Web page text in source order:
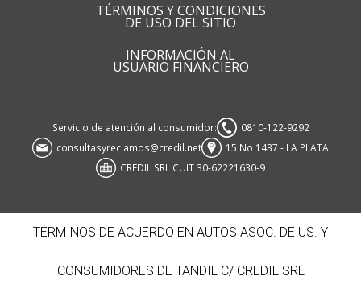
TÉRMINOS Y CONDICIONES
DE USO DEL SITIO
INFORMACIÓN AL
USUARIO FINANCIERO
Servicio de atención al consumidor:
0810-122-9292
consultasyreclamos@credil.net
15 No 1437 - LA PLATA
CREDIL SRL CUIT 30-62221630-9
TÉRMINOS DE ACUERDO EN AUTOS ASOC. DE US. Y
CONSUMIDORES DE TANDIL C/ CREDIL SRL